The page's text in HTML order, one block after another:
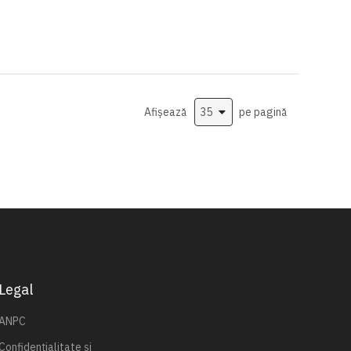
Afișează
pe pagină
Legal
Confidențialitate și